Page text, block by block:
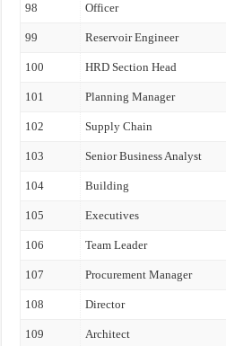
98 Officer
99 Reservoir Engineer
100 HRD Section Head
101 Planning Manager
102 Supply Chain
103 Senior Business Analyst
104 Building
105 Executives
106 Team Leader
107 Procurement Manager
108 Director
109 Architect